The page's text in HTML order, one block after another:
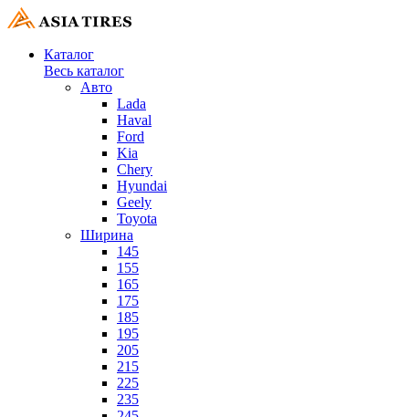
Каталог
Весь каталог
Авто
Lada
Haval
Ford
Kia
Chery
Hyundai
Geely
Toyota
Ширина
145
155
165
175
185
195
205
215
225
235